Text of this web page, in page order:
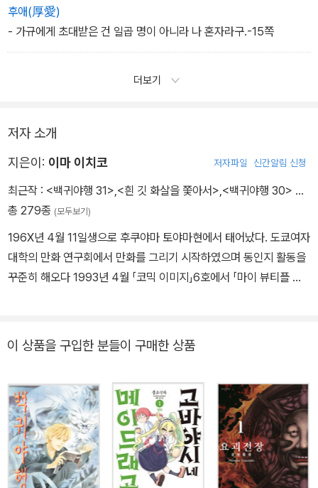
후애(厚愛)
- 가규에게 초대받은 건 일곱 명이 아니라 나 혼자라구.-15쪽
더보기
저자 소개
지은이: 이마 이치코 저자파일 신간알림 신청
최근작 : <백귀야행 31>,<흰 깃 화살을 쫓아서>,<백귀야행 30> …
총 279종 (모두보기)
196X년 4월 11일생으로 후쿠야마 토야마현에서 태어났다. 도쿄여자
대학의 만화 연구회에서 만화를 그리기 시작하였으며 동인지 활동을
꾸준히 해오다 1993년 4월 「코믹 이미지」6호에서 「마이 뷰티플 그
행(百鬼夜行秒)」을 연재했다. 그녀의 대표작으로 꼽을 수 있는 「백
다. 필명인 ‘이마 이치코’는 동인지 활동 시절부터 사용하던 것으로,
‘가장 잘 나가는 작가’라는 뜻을 가지고 있다.
이 상품을 구입한 분들이 구매한 상품